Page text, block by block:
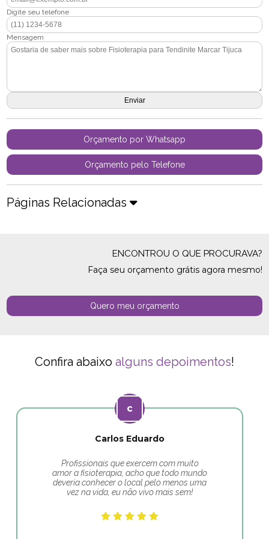
Digite seu telefone
Mensagem
Orçamento por Whatsapp
Orçamento pelo Telefone
Páginas Relacionadas
ENCONTROU O QUE PROCURAVA?
Faça seu orçamento grátis agora mesmo!
Quero meu orçamento
Confira abaixo alguns depoimentos!
Carlos Eduardo
Profissionais que exercem com muito
amor a fisioterapia, acho que todo mundo
deveria conhecer o local pelo menos uma
vez na vida, eu não vivo mais sem!